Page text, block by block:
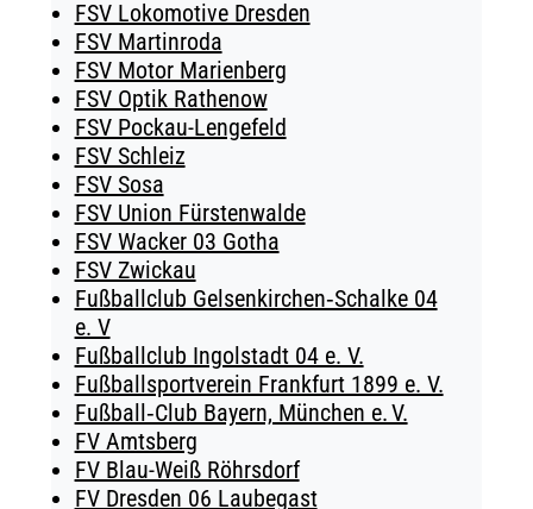
FSV Lokomotive Dresden
FSV Martinroda
FSV Motor Marienberg
FSV Optik Rathenow
FSV Pockau-Lengefeld
FSV Schleiz
FSV Sosa
FSV Union Fürstenwalde
FSV Wacker 03 Gotha
FSV Zwickau
Fußballclub Gelsenkirchen‑Schalke 04
e. V
Fußballclub Ingolstadt 04 e. V.
Fußballsportverein Frankfurt 1899 e. V.
Fußball‑Club Bayern, München e. V.
FV Amtsberg
FV Blau-Weiß Röhrsdorf
FV Dresden 06 Laubegast